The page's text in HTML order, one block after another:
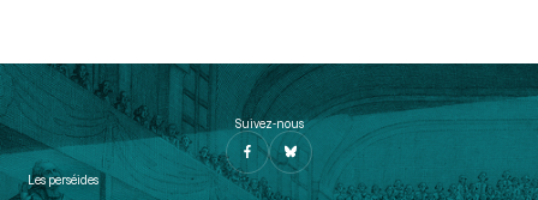
Suivez-nous
Les perséides